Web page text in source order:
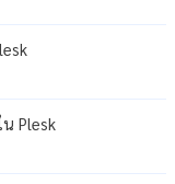
Plesk